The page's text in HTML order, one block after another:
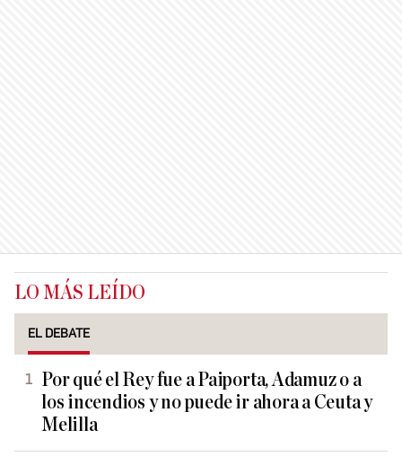
LO MÁS LEÍDO
EL DEBATE
Por qué el Rey fue a Paiporta, Adamuz o a
los incendios y no puede ir ahora a Ceuta y
Melilla